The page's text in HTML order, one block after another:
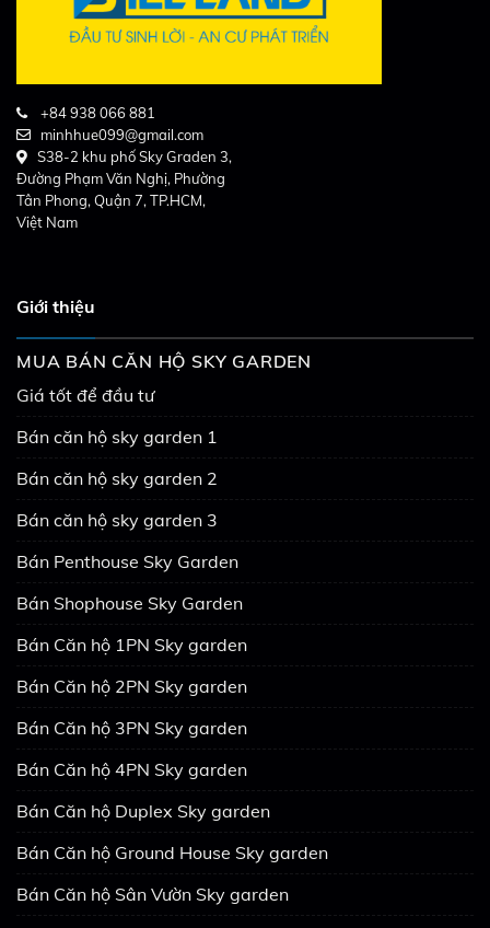
+84 938 066 881
minhhue099@gmail.com
S38-2 khu phố Sky Graden 3,
Đường Phạm Văn Nghị, Phường
Tân Phong, Quận 7, TP.HCM,
Việt Nam
Giới thiệu
MUA BÁN CĂN HỘ SKY GARDEN
Giá tốt để đầu tư
Bán căn hộ sky garden 1
Bán căn hộ sky garden 2
Bán căn hộ sky garden 3
Bán Penthouse Sky Garden
Bán Shophouse Sky Garden
Bán Căn hộ 1PN Sky garden
Bán Căn hộ 2PN Sky garden
Bán Căn hộ 3PN Sky garden
Bán Căn hộ 4PN Sky garden
Bán Căn hộ Duplex Sky garden
Bán Căn hộ Ground House Sky garden
Bán Căn hộ Sân Vườn Sky garden